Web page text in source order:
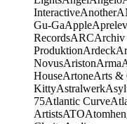
InteractiveAnother
Gu-GaApple
RecordsARCArchiv
ProduktionArdeck
NovusAristonArma
HouseArtoneArts &
KittyAstralwerk
75Atlantic Curve
ArtistsATO